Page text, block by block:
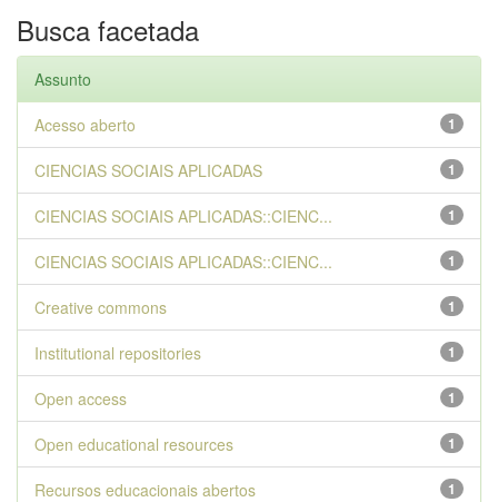
Busca facetada
Assunto
1
Acesso aberto
1
CIENCIAS SOCIAIS APLICADAS
1
CIENCIAS SOCIAIS APLICADAS::CIENC...
1
CIENCIAS SOCIAIS APLICADAS::CIENC...
1
Creative commons
1
Institutional repositories
1
Open access
1
Open educational resources
1
Recursos educacionais abertos